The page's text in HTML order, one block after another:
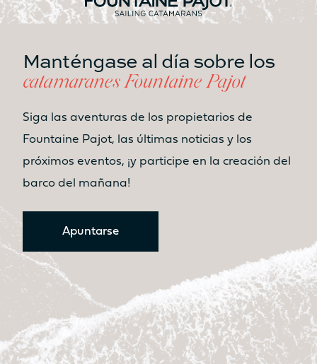
Manténgase al día sobre los
catamaranes Fountaine Pajot
Siga las aventuras de los propietarios de
Fountaine Pajot, las últimas noticias y los
próximos eventos, ¡y participe en la creación del
barco del mañana!
Apuntarse